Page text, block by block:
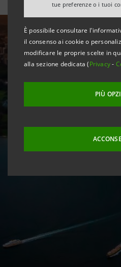
tue preferenze o i tuoi
È possibile consultare
il consenso ai cookie o
modificare le proprie scelte in
alla sezione dedicata (Privacy-
PIÙ